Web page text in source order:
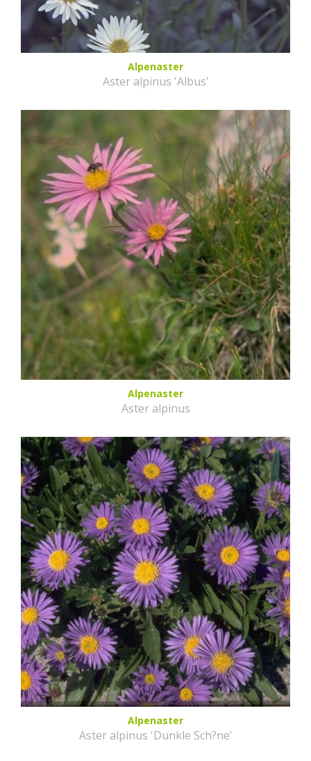
Alpenaster
Aster alpinus 'Albus'
Alpenaster
Aster alpinus
Alpenaster
Aster alpinus 'Dunkle Sch?ne'